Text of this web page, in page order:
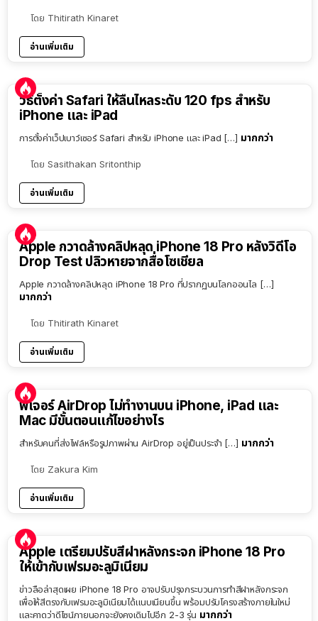
โดย Thitirath Kinaret
อ่านเพิ่มเติม
วิธีตั้งค่า Safari ให้ลื่นไหลระดับ 120 fps สำหรับ
iPhone และ iPad
การตั้งค่าเว็ปเบาว์เซอร์ Safari สำหรับ iPhone และ iPad […] มากกว่า
โดย Sasithakan Sritonthip
อ่านเพิ่มเติม
Apple กวาดล้างคลิปหลุด iPhone 18 Pro หลังวิดีโอ
Drop Test ปลิวหายจากสื่อโซเชียล
Apple กวาดล้างคลิปหลุด iPhone 18 Pro ที่ปรากฏบนโลกออนไล […]
มากกว่า
โดย Thitirath Kinaret
อ่านเพิ่มเติม
ฟีเจอร์ AirDrop ไม่ทำงานบน iPhone, iPad และ
Mac มีขั้นตอนแก้ไขอย่างไร
สำหรับคนที่ส่งไฟล์หรือรูปภาพผ่าน AirDrop อยู่เป็นประจำ […] มากกว่า
โดย Zakura Kim
อ่านเพิ่มเติม
Apple เตรียมปรับสีฝาหลังกระจก iPhone 18 Pro
ให้เข้ากับเฟรมอะลูมิเนียม
ข่าวลือล่าสุดเผย iPhone 18 Pro อาจปรับปรุงกระบวนการทำสีฝาหลังกระจก
เพื่อให้สีตรงกับเฟรมอะลูมิเนียมได้แนบเนียนขึ้น พร้อมปรับโครงสร้างภายในใหม่
และคาดว่าดีไซน์ภายนอกจะยังคงเดิมไปอีก 2-3 รุ่น มากกว่า